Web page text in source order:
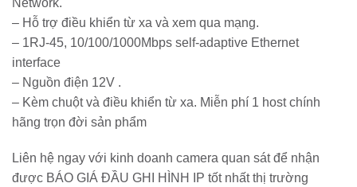
– Hỗ trợ điều khiển từ xa và xem qua mạng.
– 1RJ-45, 10/100/1000Mbps self-adaptive Ethernet
interface
– Nguồn điện 12V .
– Kèm chuột và điều khiển từ xa. Miễn phí 1 host chính
hãng trọn đời sản phẩm
Liên hệ ngay với kinh doanh camera quan sát để nhận
được BÁO GIÁ ĐẦU GHI HÌNH IP tốt nhất thị trường